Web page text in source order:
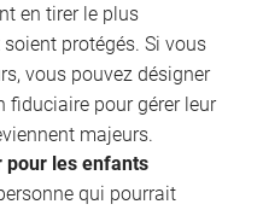
en tirer le plus
protégés. Si vous
vous pouvez désigner
fiduciaire pour gérer leur
majeurs.
pour les enfants
qui pourrait